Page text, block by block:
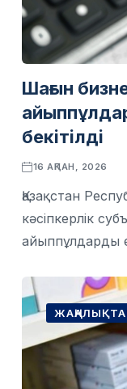
Шағын
бекітілді
16 АҚПАН, 2026
Қазақстан
кәсіпкерлік
айыппұлдарды